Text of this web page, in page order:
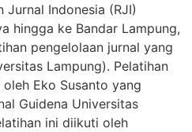
Jurnal Indonesia (RJI)
hingga ke Bandar Lampung,
pengelolaan jurnal yang
Lampung). Pelatihan
Eko Susanto yang
Guidena Universitas
ini diikuti oleh